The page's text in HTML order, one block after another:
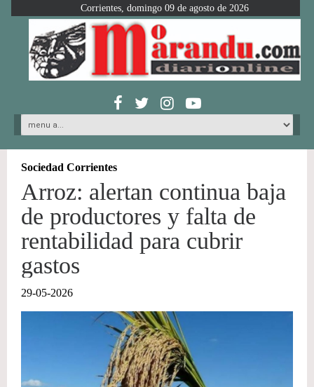
Corrientes, domingo 09 de agosto de 2026
Sociedad Corrientes
Arroz: alertan continua baja
de productores y falta de
rentabilidad para cubrir
gastos
29-05-2026